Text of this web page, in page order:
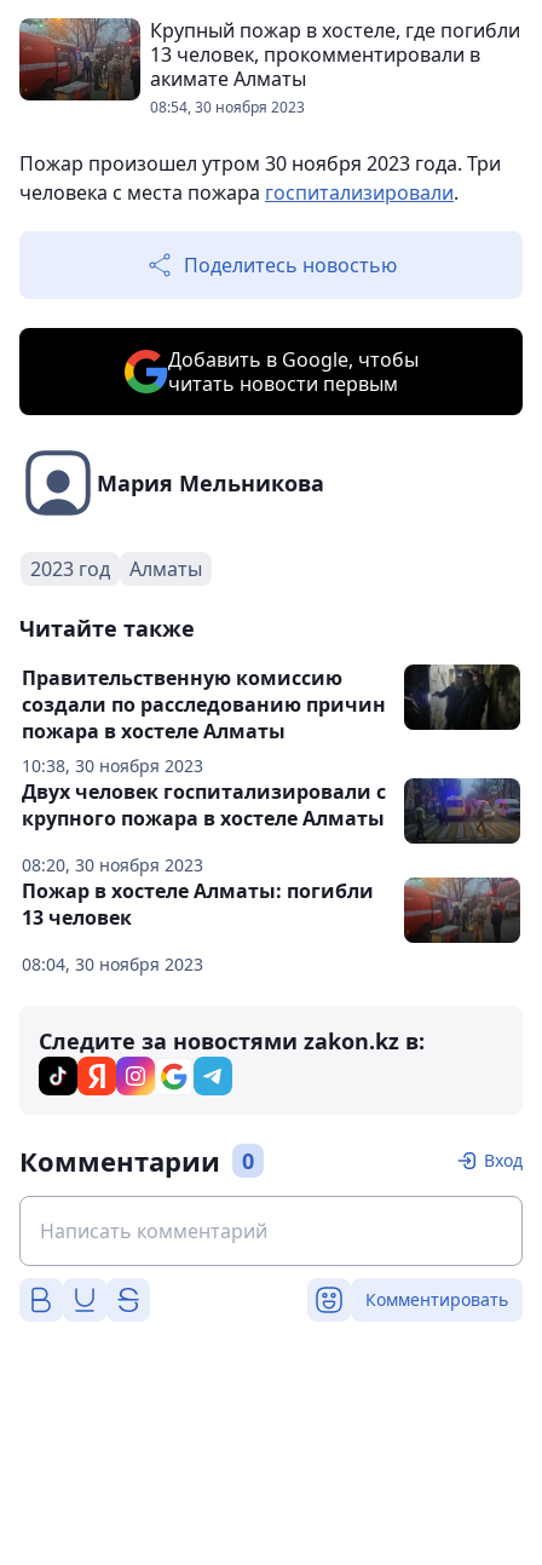
Крупный пожар в хостеле, где погибли
13 человек, прокомментировали в
акимате Алматы
08:54, 30 ноября 2023
Пожар произошел утром 30 ноября 2023 года. Три
человека с места пожара госпитализировали.
Поделитесь новостью
Добавить в Google, чтобы
читать новости первым
Мария Мельникова
2023 год Алматы
Читайте также
10:38, 30 ноября 2023
Правительственную комиссию
создали по расследованию причин
пожара в хостеле Алматы
08:20, 30 ноября 2023
Двух человек госпитализировали с
крупного пожара в хостеле Алматы
08:04, 30 ноября 2023
Пожар в хостеле Алматы: погибли
13 человек
Следите за новостями zakon.kz в:
Комментарии 0 Вход
Комментировать